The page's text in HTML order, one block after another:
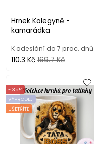
Hrnek Kolegyně -
kamarádka
K odeslání do 7 prac. dnů
110.3 Kč 169.7 Kč
- 35%
VÝPRODEJ
UŠETŘÍTE